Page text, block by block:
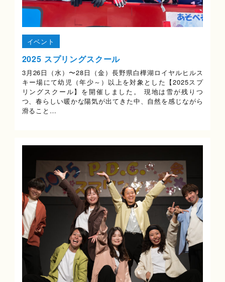
イベント
2025 スプリングスクール
3月26日（水）〜28日（金）長野県白樺湖ロイヤルヒルス
キー場にて幼児（年少～）以上を対象とした【2025スプ
リングスクール】を開催しました。 現地は雪が残りつ
つ、春らしい暖かな陽気が出てきた中、自然を感じながら
滑ること…